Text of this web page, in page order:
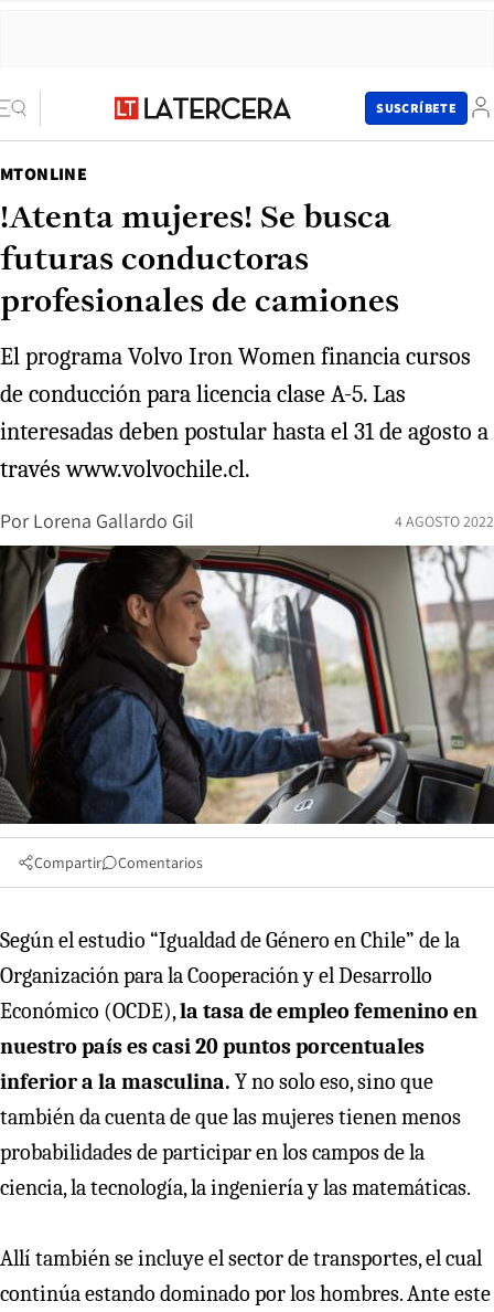
SUSCRÍBETE
MTONLINE
!Atenta mujeres! Se busca
futuras conductoras
profesionales de camiones
El programa Volvo Iron Women financia cursos
de conducción para licencia clase A-5. Las
interesadas deben postular hasta el 31 de agosto a
través www.volvochile.cl.
Por Lorena Gallardo Gil 4 AGOSTO 2022
Compartir Comentarios
Según el estudio “Igualdad de Género en Chile” de la
Organización para la Cooperación y el Desarrollo
Económico (OCDE),la tasa de empleo femenino en
nuestro país es casi 20 puntos porcentuales
inferior a la masculina. Y no solo eso, sino que
también da cuenta de que las mujeres tienen menos
probabilidades de participar en los campos de la
ciencia, la tecnología, la ingeniería y las matemáticas.
Allí también se incluye el sector de transportes, el cual
continúa estando dominado por los hombres. Ante este